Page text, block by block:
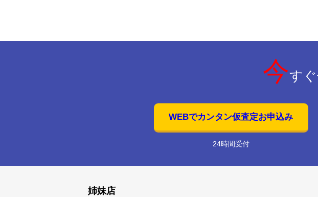
今す
WEBでカンタン仮査定お申込み
24時間受付
姉妹店